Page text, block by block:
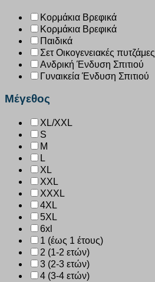
Κορμάκια Βρεφικά
Κορμάκια Βρεφικά
Παιδικά
Σετ Οικογενειακές πυτζάμες
Ανδρική Ένδυση Σπιτιού
Γυναικεία Ένδυση Σπιτιού
Μέγεθος
XL/XXL
S
M
L
XL
XXL
XXXL
4XL
5XL
6xl
1 (έως 1 έτους)
2 (1-2 ετών)
3 (2-3 ετών)
4 (3-4 ετών)